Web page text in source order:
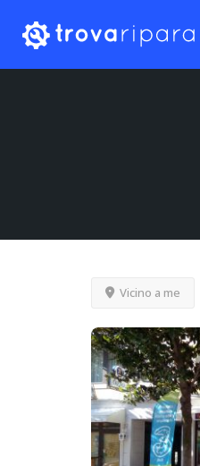
Vicino a me